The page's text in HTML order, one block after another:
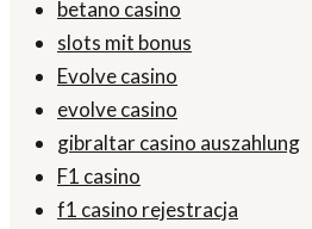
betano casino
slots mit bonus
Evolve casino
evolve casino
gibraltar casino auszahlung
F1 casino
f1 casino rejestracja